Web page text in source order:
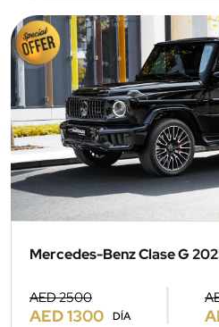
Mercedes-Benz Clase G
AED 2500
AED 1300 DÍA